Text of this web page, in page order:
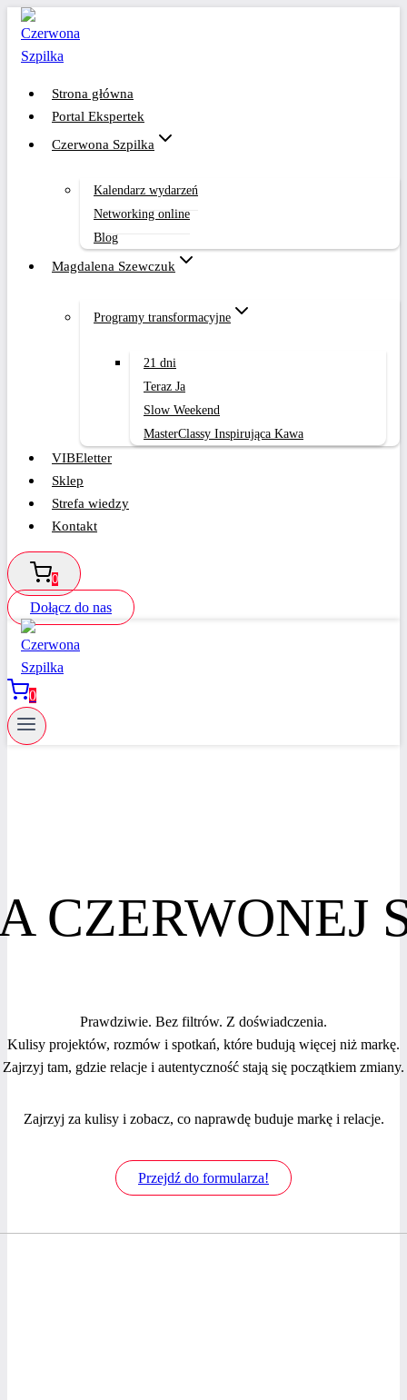
Przejdź
treści
Strona główna
Portal Ekspertek
Czerwona Szpilka
Kalendarz wydarzeń
Networking online
Blog
Magdalena Szewczuk
Programy transformacyjne
21 dni
Teraz Ja
Slow Weekend
MasterClassy Inspirująca Kawa
VIBEletter
Sklep
Strefa wiedzy
Kontakt
0
Dołącz do nas
0
CZERWONEJ
Prawdziwie. Bez filtrów. Z doświadczenia.
Kulisy projektów, rozmów i spotkań, które budują więcej niż markę.
Zajrzyj tam, gdzie relacje i autentyczność stają się początkiem zmiany.
Zajrzyj za kulisy i zobacz, co naprawdę buduje markę i relacje.
Przejdź do formularza!